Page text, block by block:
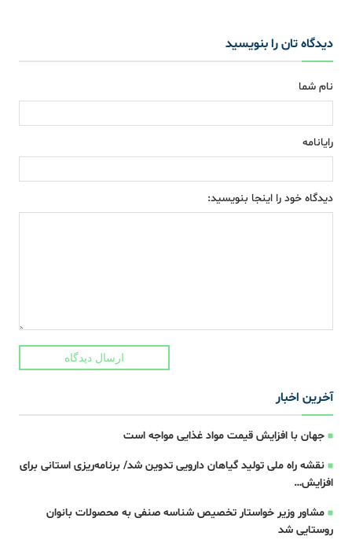
دیدگاه تان را بنویسید
نام شما
رایانامه
دیدگاه خود را اینجا بنویسید:
ارسال دیدگاه
آخرین اخبار
جهان با افزایش قیمت مواد غذایی مواجه است
نقشه راه ملی تولید گیاهان دارویی تدوین شد/ برنامه‌ریزی استانی برای
افزایش…
مشاور وزیر خواستار تخصیص شناسه صنفی به محصولات بانوان
روستایی شد